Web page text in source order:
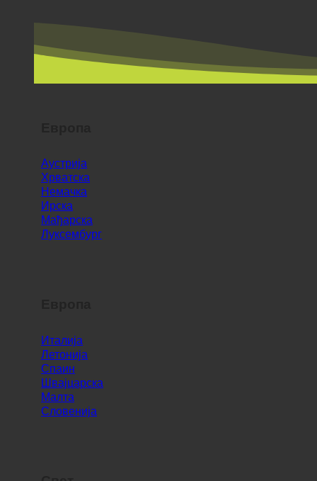
Аустрија
Хрватска
Немачка
Ирска
Мађарска
Луксембург
Италија
Летонија
Спаин
Швајцарска
Малта
Словенија